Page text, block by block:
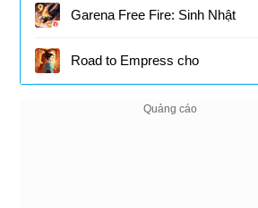
Android 18.21
Garena Free Fire: Sinh Nhật
9 Tuổi cho Android 1.126
Road to Empress cho